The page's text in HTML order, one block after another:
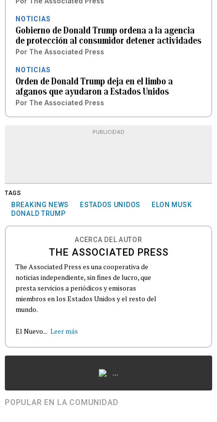
NOTICIAS
Gobierno de Donald Trump ordena a la agencia
de protección al consumidor detener actividades
Por The Associated Press
NOTICIAS
Orden de Donald Trump deja en el limbo a
afganos que ayudaron a Estados Unidos
Por The Associated Press
PUBLICIDAD
TAGS
BREAKING NEWS ESTADOS UNIDOS
ELON MUSK
DONALD TRUMP
ACERCA DEL AUTOR
THE ASSOCIATED PRESS
The Associated Press es una cooperativa de
noticias independiente, sin fines de lucro, que
presta servicios a periódicos y emisoras
miembros en los Estados Unidos y el resto del
mundo.
El Nuevo... Leer más
...
POPULAR EN LA COMUNIDAD